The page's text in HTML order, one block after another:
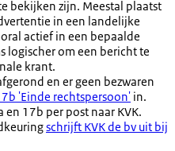
bekijken zijn. Meestal plaatst
in een landelijke
actief in een bepaalde
logischer om een bericht te
krant.
en er geen bezwaren
'Einde rechtspersoon' in.
17b per post naar KVK.
schrijft KVK de bv uit bij